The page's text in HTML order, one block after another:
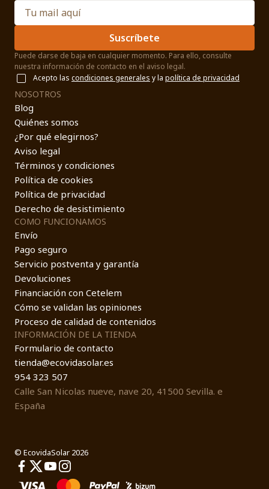
Suscríbete
Puede darse de baja en cualquier momento. Para ello, consulte
nuestra información de contacto en el aviso legal.
Acepto las condiciones generales y la política de privacidad
NOSOTROS
Blog
Quiénes somos
¿Por qué elegirnos?
Aviso legal
Términos y condiciones
Política de cookies
Política de privacidad
Derecho de desistimiento
COMO FUNCIONAMOS
Envío
Pago seguro
Servicio postventa y garantía
Devoluciones
Financiación con Cetelem
Cómo se validan las opiniones
Proceso de calidad de contenidos
INFORMACIÓN DE LA TIENDA
Formulario de contacto
tienda@ecovidasolar.es
954 323 507
Calle San Nicolas nueve, nave 20, 41500 Sevilla. e
España
© EcovidaSolar 2026